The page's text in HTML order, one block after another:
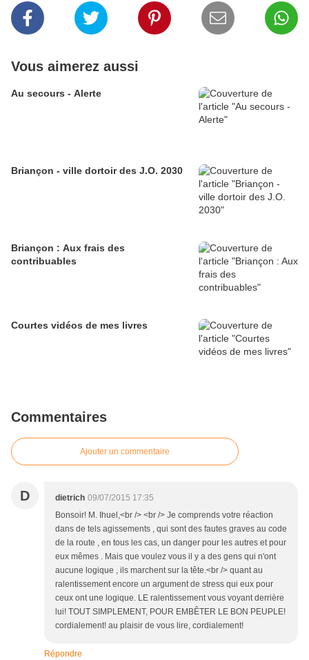
Vous aimerez aussi
Au secours - Alerte
Briançon - ville dortoir des J.O. 2030
Briançon : Aux frais des
contribuables
Courtes vidéos de mes livres
Commentaires
Ajouter un commentaire
D dietrich 09/07/2015 17:35
Bonsoir! M. Ihuel,<br /> <br /> Je comprends votre réaction
dans de tels agissements , qui sont des fautes graves au code
de la route , en tous les cas, un danger pour les autres et pour
eux mêmes . Mais que voulez vous il y a des gens qui n'ont
aucune logique , ils marchent sur la tête.<br /> quant au
ralentissement encore un argument de stress qui eux pour
ceux ont une logique. LE ralentissement vous voyant derrière
lui! TOUT SIMPLEMENT, POUR EMBÊTER LE BON PEUPLE!
cordialement! au plaisir de vous lire, cordialement!
Répondre